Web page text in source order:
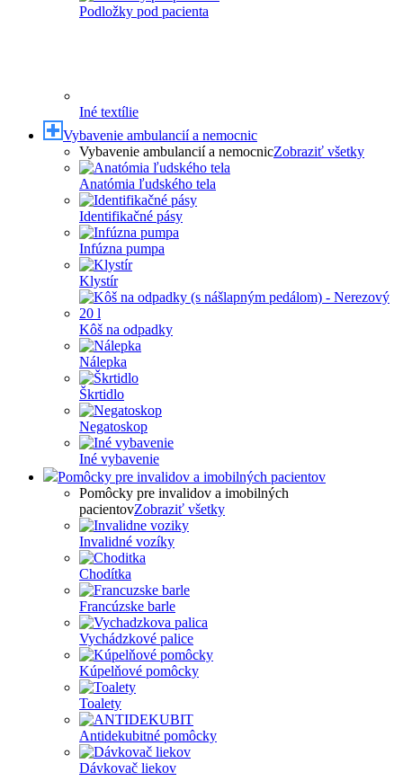
Podložky pod pacienta
Iné textílie
Vybavenie ambulancií a nemocnic
Vybavenie ambulancií a nemocnicZobraziť všetky
Anatómia ľudského tela
Identifikačné pásy
Infúzna pumpa
Klystír
Kôš na odpadky
Nálepka
Škrtidlo
Negatoskop
Iné vybavenie
Pomôcky pre invalidov a imobilných pacientov
Pomôcky pre invalidov a imobilných
pacientovZobraziť všetky
Invalidné vozíky
Chodítka
Francúzske barle
Vychádzkové palice
Kúpelňové pomôcky
Toalety
Antidekubitné pomôcky
Dávkovač liekov